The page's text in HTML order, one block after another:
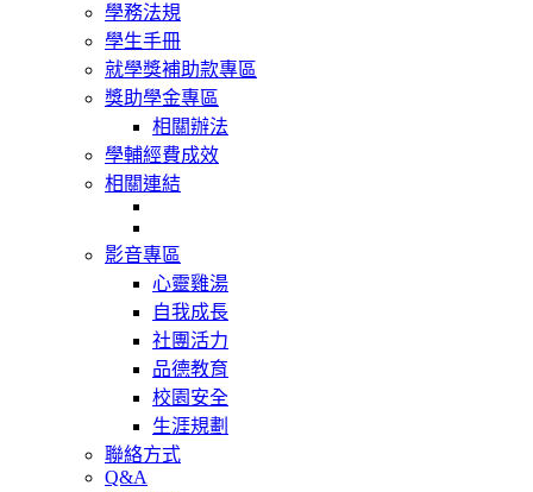
學務法規
學生手冊
就學獎補助款專區
獎助學金專區
相關辦法
學輔經費成效
相關連結
影音專區
心靈雞湯
自我成長
社團活力
品德教育
校園安全
生涯規劃
聯絡方式
Q&A